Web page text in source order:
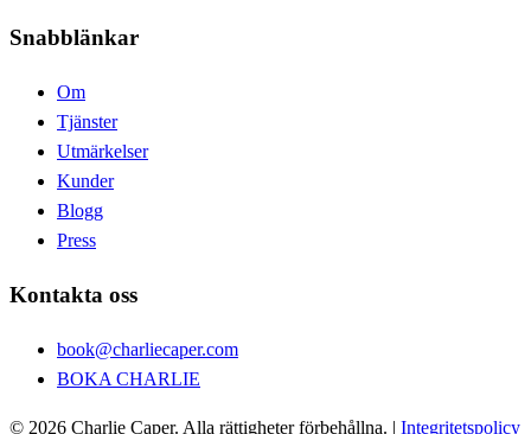
Snabblänkar
Om
Tjänster
Utmärkelser
Kunder
Blogg
Press
Kontakta oss
book@charliecaper.com
BOKA CHARLIE
© 2026 Charlie Caper. Alla rättigheter förbehållna. | Integritetspolicy